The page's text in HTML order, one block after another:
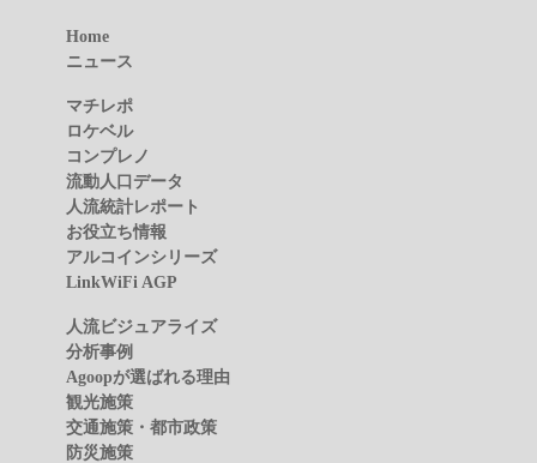
Home
ニュース
マチレポ
ロケベル
コンプレノ
流動人口データ
人流統計レポート
お役立ち情報
アルコインシリーズ
LinkWiFi AGP
人流ビジュアライズ
分析事例
Agoopが選ばれる理由
観光施策
交通施策・都市政策
防災施策